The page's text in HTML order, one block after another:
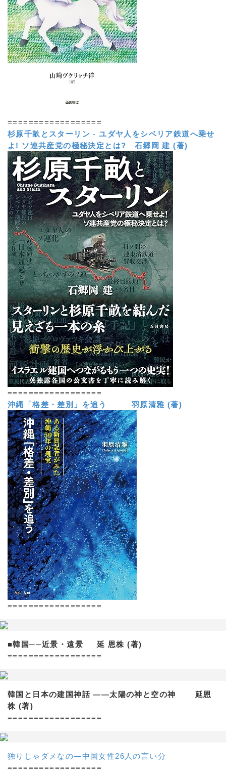
==================
杉原千畝とスターリン -ユダヤ人をシベリア鉄道へ乗せ
よ! ソ連共産党の極秘決定とは?
石郷岡 建 (著)
==================
沖縄「格差・差別」を追う 羽原清雅 (著)
==================
■韓国──近景・遠景 延 恩株 (著)
==================
韓国と日本の建国神話 ——太陽の神と空の神 延恩
株 (著)
==================
独りじゃダメなの―中国女性26人の言い分
==================